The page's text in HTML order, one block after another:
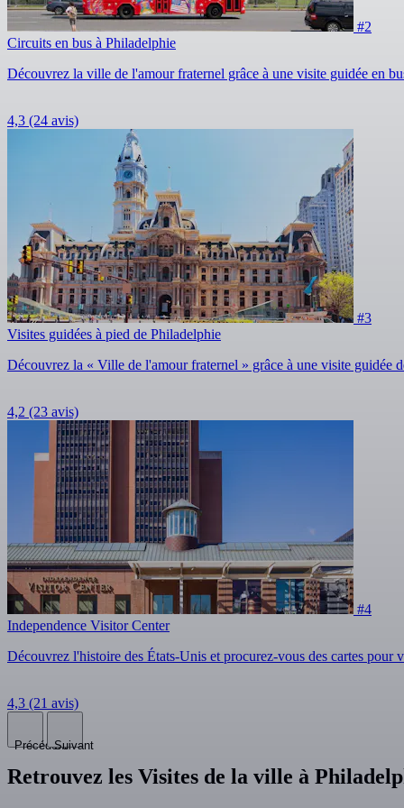
#2
Circuits en bus à Philadelphie
Découvrez la ville de l'amour fraternel grâce à une visite guidée en
4,3 (24 avis)
#3
Visites guidées à pied de Philadelphie
Découvrez la « Ville de l'amour fraternel » grâce à une visite guidée
4,2 (23 avis)
#4
Independence Visitor Center
Découvrez l'histoire des États-Unis et procurez-vous des cartes pour
4,3 (21 avis)
PrécédentSuivant
Retrouvez les Visites de la ville à